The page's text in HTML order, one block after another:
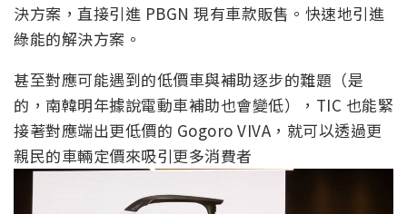
決方案，直接引進 PBGN 現有車款販售。快速地引進
綠能的解決方案。
甚至對應可能遇到的低價車與補助逐步的難題（是
的，南韓明年據說電動車補助也會變低），TIC 也能緊
接著對應端出更低價的 Gogoro VIVA，就可以透過更
親民的車輛定價來吸引更多消費者